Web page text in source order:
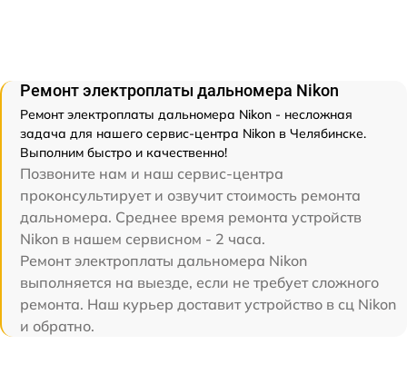
Ремонт электроплаты дальномера Nikon
Ремонт электроплаты дальномера Nikon - несложная
задача для нашего сервис-центра Nikon в Челябинске.
Выполним быстро и качественно!
Позвоните нам и наш сервис-центра
проконсультирует и озвучит стоимость ремонта
дальномера. Среднее время ремонта устройств
Nikon в нашем сервисном - 2 часа.
Ремонт электроплаты дальномера Nikon
выполняется на выезде, если не требует сложного
ремонта. Наш курьер доставит устройство в сц Nikon
и обратно.